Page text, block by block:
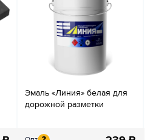
Эмаль «Линия» белая для
дорожной разметки